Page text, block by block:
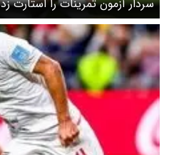
سردار آزمون تمرینات را استارت زد